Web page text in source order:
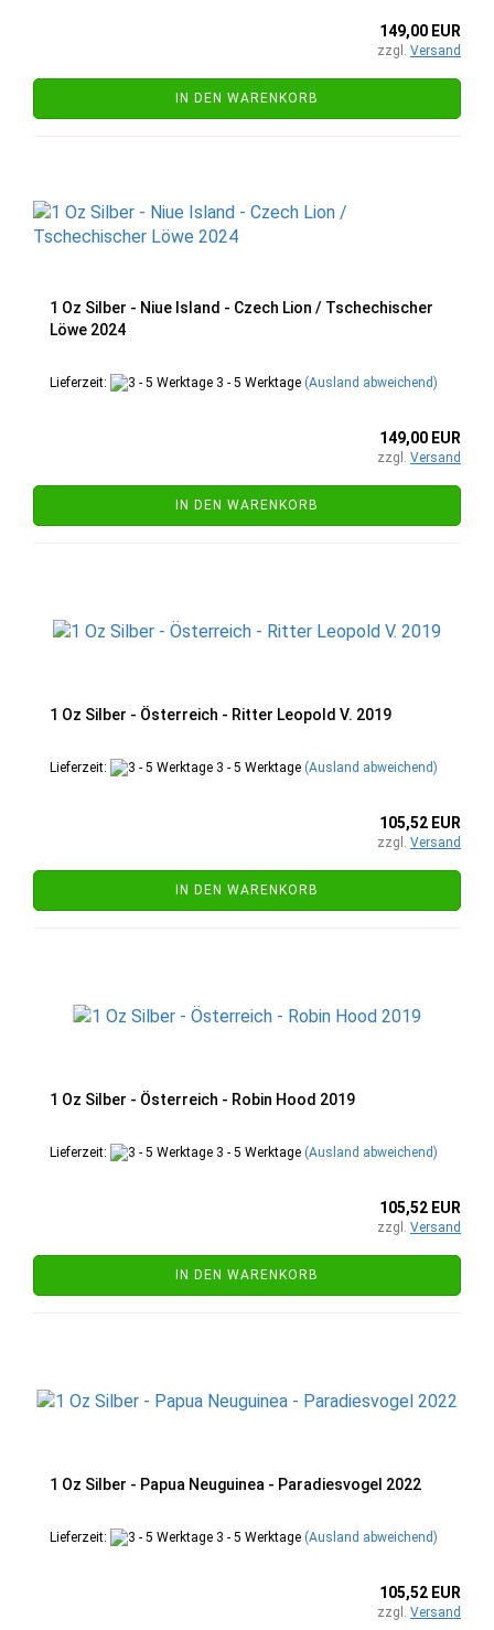
149,00 EUR
zzgl. Versand
IN DEN WARENKORB
1 Oz Silber - Niue Island - Czech Lion / Tschechischer
Löwe 2024
Lieferzeit: 3 - 5 Werktage (Ausland abweichend)
149,00 EUR
zzgl. Versand
IN DEN WARENKORB
1 Oz Silber - Österreich - Ritter Leopold V. 2019
Lieferzeit: 3 - 5 Werktage (Ausland abweichend)
105,52 EUR
zzgl. Versand
IN DEN WARENKORB
1 Oz Silber - Österreich - Robin Hood 2019
Lieferzeit: 3 - 5 Werktage (Ausland abweichend)
105,52 EUR
zzgl. Versand
IN DEN WARENKORB
1 Oz Silber - Papua Neuguinea - Paradiesvogel 2022
Lieferzeit: 3 - 5 Werktage (Ausland abweichend)
105,52 EUR
zzgl. Versand